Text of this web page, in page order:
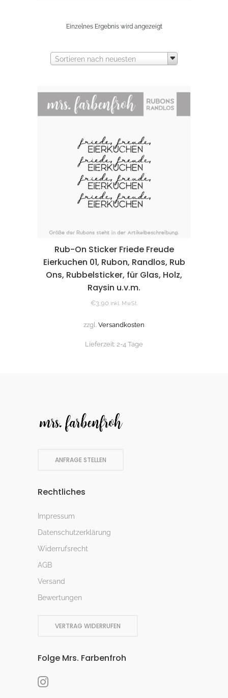
Einzelnes Ergebnis wird angezeigt
Sortieren nach neuesten
Rub-On Sticker Friede Freude
Eierkuchen 01, Rubon, Randlos, Rub
Ons, Rubbelsticker, für Glas, Holz,
Raysin u.v.m.
€3,90 inkl. MwSt.
zzgl. Versandkosten
Lieferzeit: 2-4 Tage
ANFRAGE STELLEN
Rechtliches
Impressum
Datenschutzerklärung
Widerrufsrecht
AGB
Versand
Bewertungen
VERTRAG WIDERRUFEN
Folge Mrs. Farbenfroh